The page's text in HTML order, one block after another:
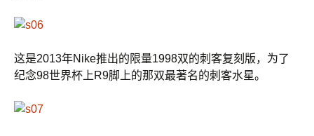
这是2013年Nike推出的限量1998双的刺客复刻版，为了
纪念98世界杯上R9脚上的那双最著名的刺客水星。